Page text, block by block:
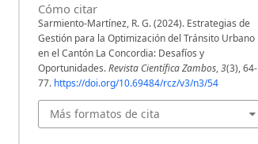
Cómo citar
Sarmiento-Martínez, R. G. (2024). Estrategias de
Gestión para la Optimización del Tránsito Urbano
en el Cantón La Concordia: Desafíos y
Oportunidades.Revista Científica Zambos,3(3), 64-
77. https://doi.org/10.69484/rcz/v3/n3/54
Más formatos de cita